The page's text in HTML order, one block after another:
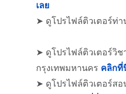
เลย
➤ ดูโปรไฟล์ติวเตอร์ท่า
➤ ดูโปรไฟล์ติวเตอร์วิช
กรุงเทพมหานคร คลิกที่
➤ ดูโปรไฟล์ติวเตอร์ส